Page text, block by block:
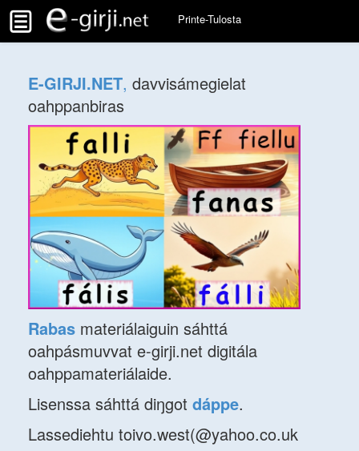
Printe-Tulosta
E-GIRJI.NET, davvisámegielat
oahppanbiras
Rabas materiálaiguin sáhttá
oahpásmuvvat e-girji.net digitála
oahppamateriálaide.
Lisenssa sáhttá diŋgot dáppe.
Lassediehtu toivo.west(@yahoo.co.uk